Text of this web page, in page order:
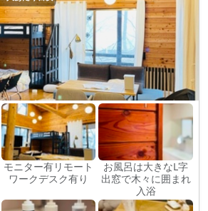
モニター有リモート
ワークデスク有り
お風呂は大きなL字
出窓で木々に囲まれ
入浴